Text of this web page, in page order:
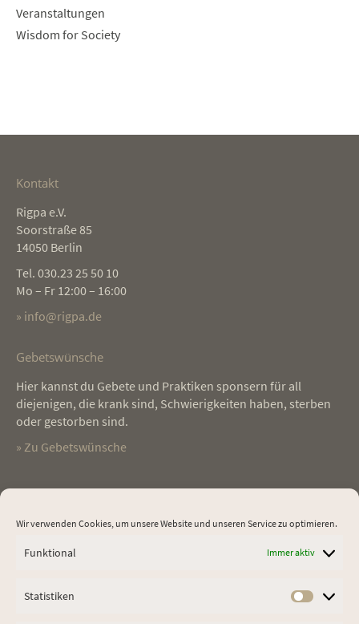
Wir verwenden Cookies, um unsere Website und unseren Service zu optimieren.
Funktional Immer aktiv
Statistiken
Veranstaltungen
Wisdom for Society
Kontakt
Rigpa e.V.
Soorstraße 85
14050 Berlin
Tel. 030.23 25 50 10
Mo – Fr 12:00 – 16:00
» info@rigpa.de
Gebetswünsche
Hier kannst du Gebete und Praktiken sponsern für all
diejenigen, die krank sind, Schwierigkeiten haben, sterben
oder gestorben sind.
» Zu Gebetswünsche
durfte ich lernen, was Meditation bedeutet und wie ich das in
geholfen, in mein Leben einzuchecken, also im Hier und